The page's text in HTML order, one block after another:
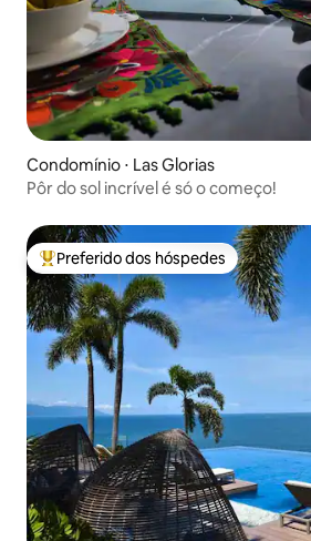
Condomínio ⋅ Las Glorias
Pôr do sol incrível é só o começo!
Entre os melhores preferidos dos
Preferido dos hóspedes